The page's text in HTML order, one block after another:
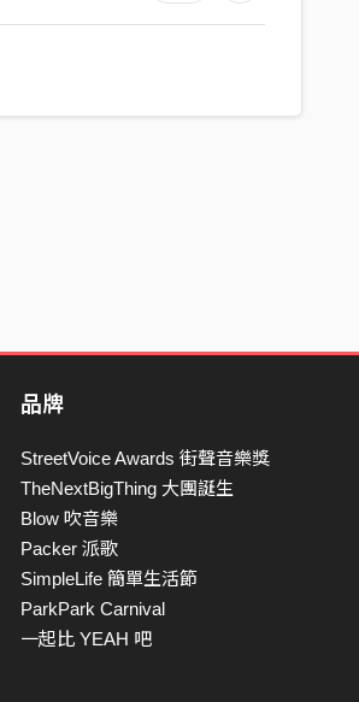
品牌
StreetVoice Awards 街聲音樂獎
TheNextBigThing 大團誕生
Blow 吹音樂
Packer 派歌
SimpleLife 簡單生活節
ParkPark Carnival
一起比 YEAH 吧